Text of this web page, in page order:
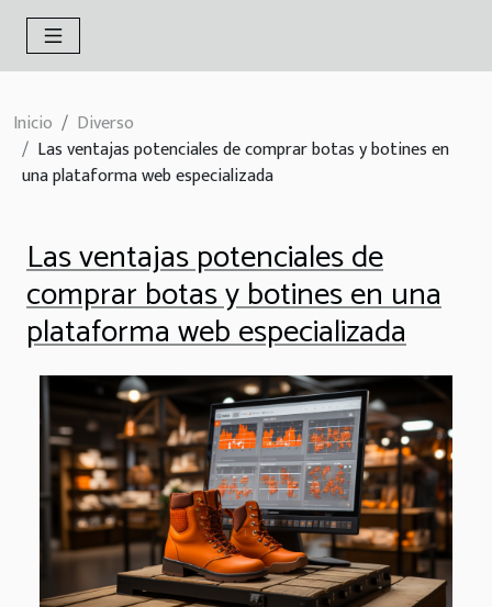
Inicio
Diverso
Las ventajas potenciales de comprar botas y botines en
una plataforma web especializada
Las ventajas potenciales de
comprar botas y botines en una
plataforma web especializada